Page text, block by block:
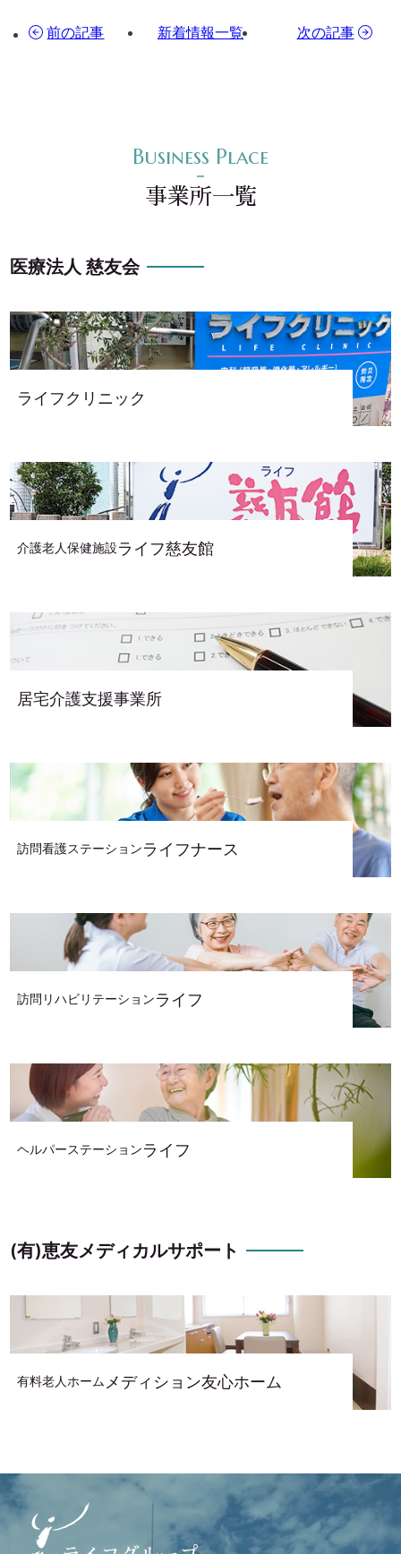
前の記事 新着情報一覧 次の記事
事業所一覧
医療法人 慈友会
ライフクリニック
介護老人保健施設ライフ慈友館
居宅介護支援事業所
訪問看護ステーションライフナース
訪問リハビリテーションライフ
ヘルパーステーションライフ
(有)恵友メディカルサポート
有料老人ホーム メディション友心ホーム